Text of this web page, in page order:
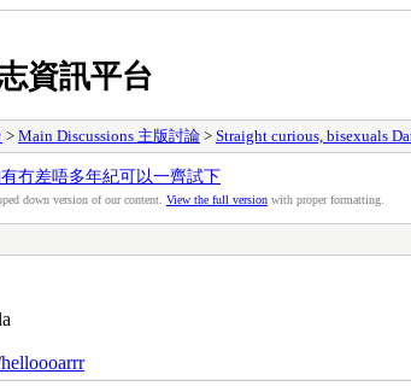
資訊平台
> Main Discussions 主版討論 > Straight curious, bisexuals
冇差唔多年紀可以一齊試下
down version of our content. View the full version with proper formatting.